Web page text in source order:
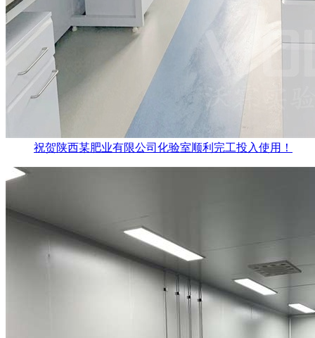
祝贺陕西某肥业有限公司化验室顺利完工投入使用！